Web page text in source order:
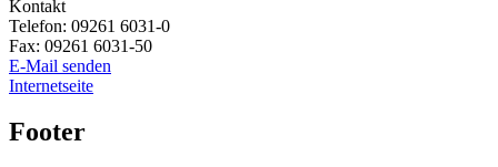
Kontakt
Telefon: 09261 6031-0
Fax: 09261 6031-50
E-Mail senden
Internetseite
Footer